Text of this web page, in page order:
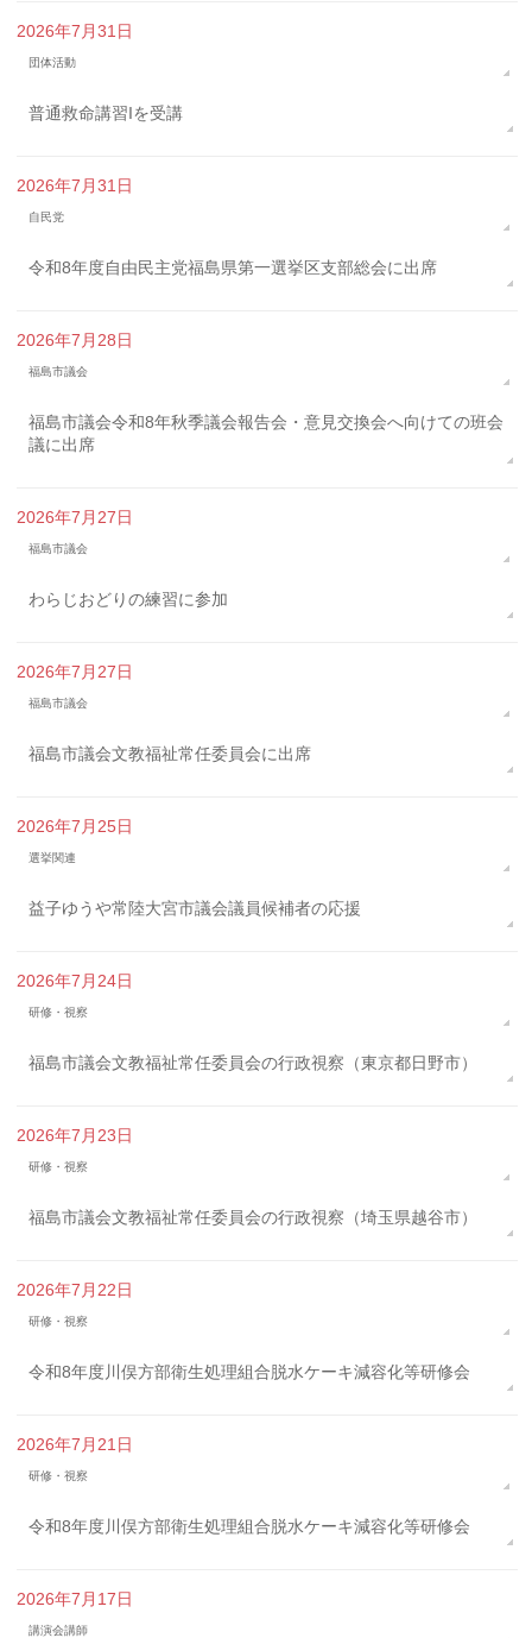
2026年7月31日
団体活動
普通救命講習Iを受講
2026年7月31日
自民党
令和8年度自由民主党福島県第一選挙区支部総会に出席
2026年7月28日
福島市議会
福島市議会令和8年秋季議会報告会・意見交換会へ向けての班会
議に出席
2026年7月27日
福島市議会
わらじおどりの練習に参加
2026年7月27日
福島市議会
福島市議会文教福祉常任委員会に出席
2026年7月25日
選挙関連
益子ゆうや常陸大宮市議会議員候補者の応援
2026年7月24日
研修・視察
福島市議会文教福祉常任委員会の行政視察（東京都日野市）
2026年7月23日
研修・視察
福島市議会文教福祉常任委員会の行政視察（埼玉県越谷市）
2026年7月22日
研修・視察
令和8年度川俣方部衛生処理組合脱水ケーキ減容化等研修会
2026年7月21日
研修・視察
令和8年度川俣方部衛生処理組合脱水ケーキ減容化等研修会
2026年7月17日
講演会講師